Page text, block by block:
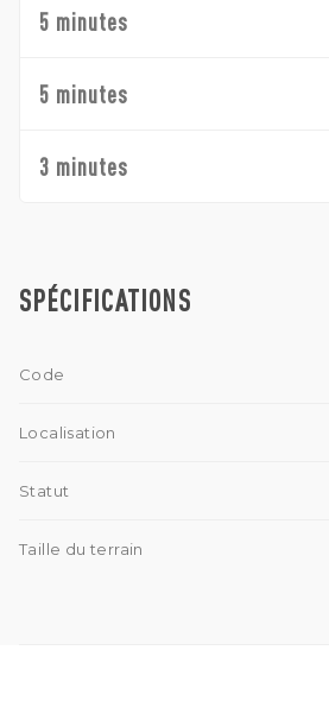
projet représente une opportunité
haut de gamme dans l'une des
5 minutes
5 minutes
3 minutes
SPÉCIFICATIONS
Code
Localisation
Statut
Taille du terrain